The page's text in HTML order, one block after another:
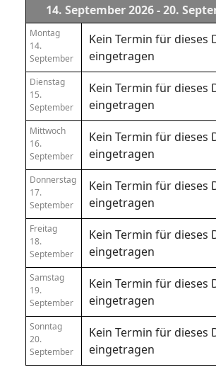
14. September 2026 - 20.
Montag
14.
September
Kein Termin für dieses
eingetragen
Dienstag
15.
September
Kein Termin für dieses
eingetragen
Mittwoch
16.
September
Kein Termin für dieses
eingetragen
Donnerstag
17.
September
Kein Termin für dieses
eingetragen
Freitag
18.
September
Kein Termin für dieses
eingetragen
Samstag
19.
September
Kein Termin für dieses
eingetragen
Sonntag
20.
September
Kein Termin für dieses
eingetragen